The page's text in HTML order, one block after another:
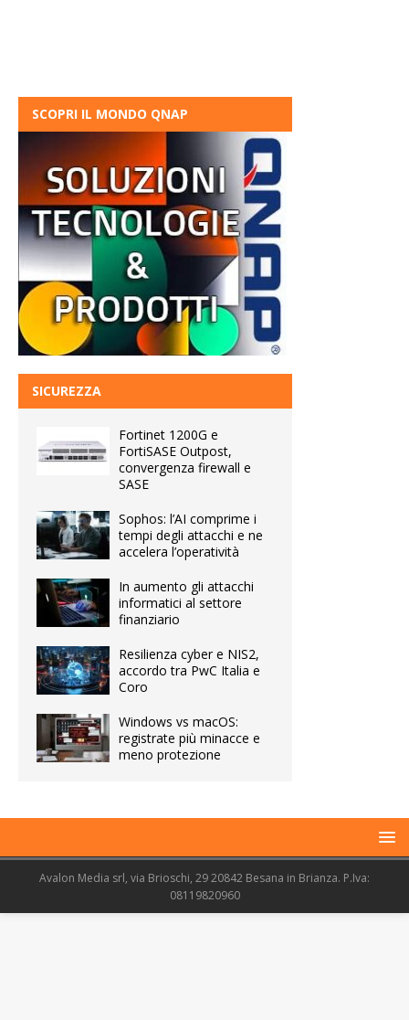
SCOPRI IL MONDO QNAP
SICUREZZA
Fortinet 1200G e
FortiSASE Outpost,
convergenza firewall e
SASE
Sophos: l’AI comprime i
tempi degli attacchi e ne
accelera l’operatività
In aumento gli attacchi
informatici al settore
finanziario
Resilienza cyber e NIS2,
accordo tra PwC Italia e
Coro
Windows vs macOS:
registrate più minacce e
meno protezione
Avalon Media srl, via Brioschi, 29 20842 Besana in Brianza. P.Iva:
08119820960